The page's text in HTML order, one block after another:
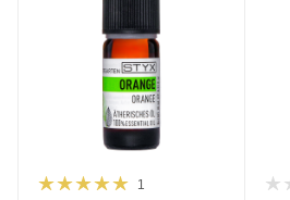
1